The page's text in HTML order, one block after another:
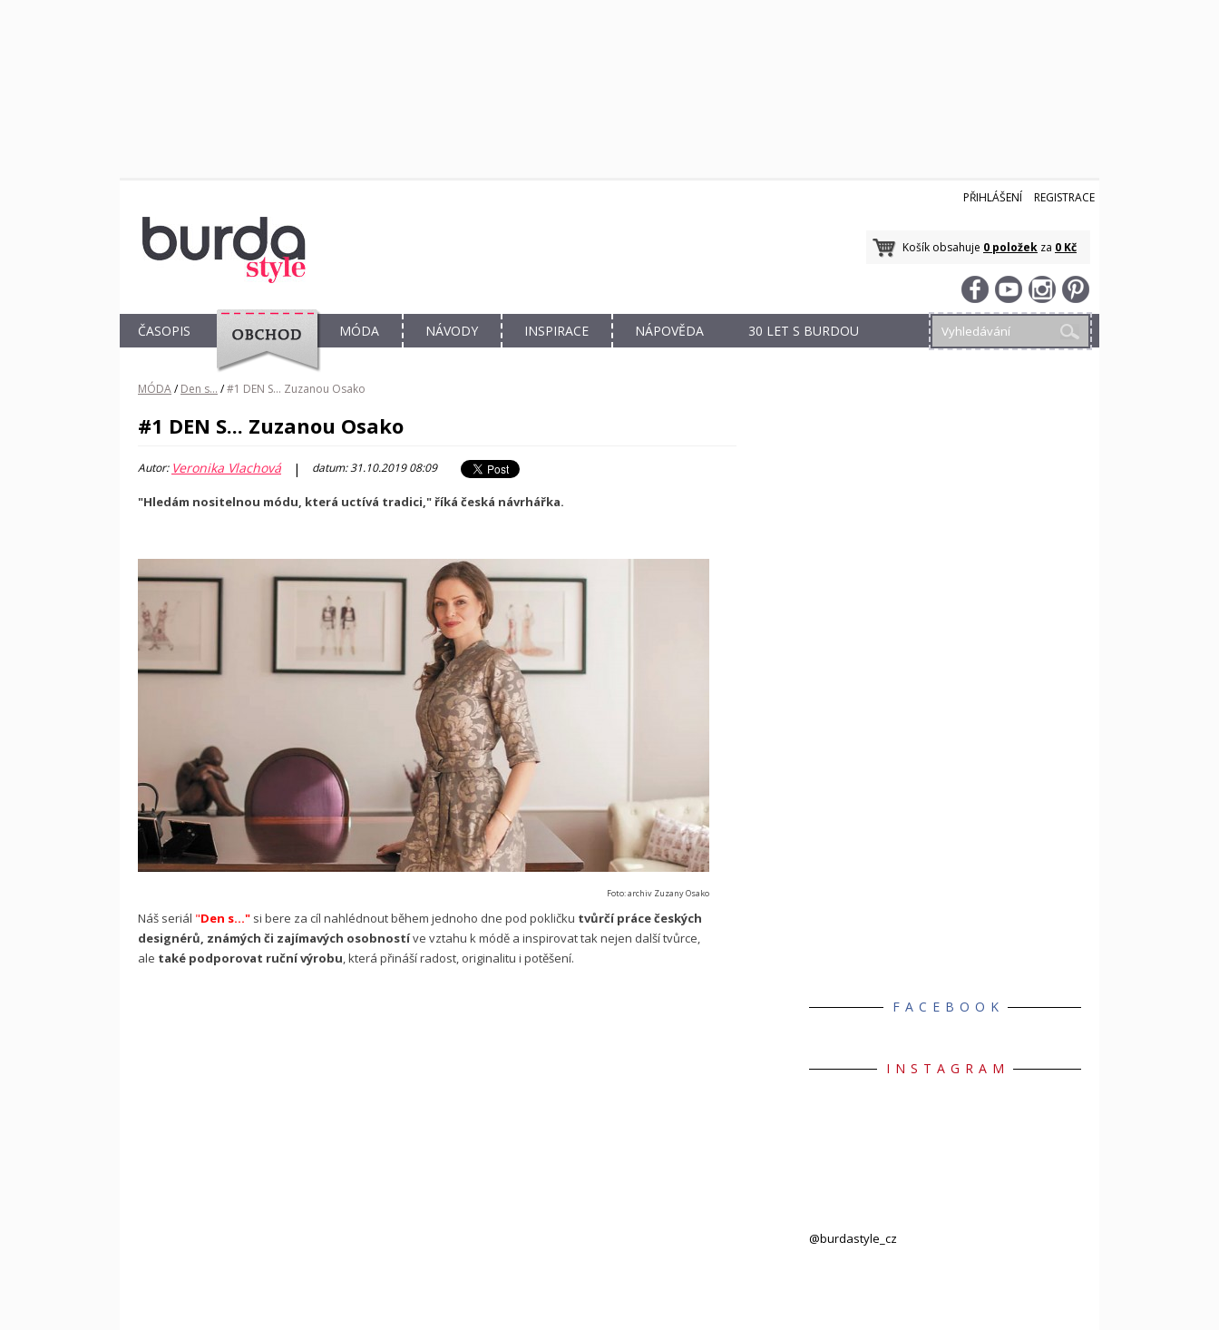
PŘIHLÁŠENÍ REGISTRACE
Košík obsahuje 0 položek za 0 Kč
ČASOPIS
OBCHOD
MÓDA NÁVODY INSPIRACE NÁPOVĚDA 30 LET S BURDOU
MÓDA/ Den s... /#1 DEN S... Zuzanou Osako
#1 DEN S... Zuzanou Osako
Autor: Veronika Vlachová | datum: 31.10.2019 08:09
"Hledám nositelnou módu, která uctívá tradici," říká česká návrhářka.
Foto: archiv Zuzany Osako
Náš seriál "Den s..." si bere za cíl nahlédnout během jednoho dne pod pokličku tvůrčí práce českých
designérů, známých či zajímavých osobnostíve vztahu k módě a inspirovat tak nejen další tvůrce,
ale také podporovat ruční výrobu, která přináší radost, originalitu i potěšení.
FACEBOOK
INSTAGRAM
@burdastyle_cz